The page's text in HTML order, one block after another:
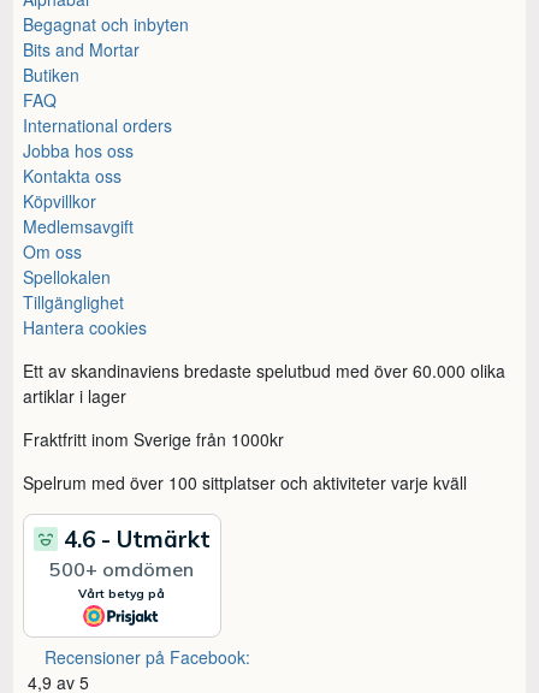
Begagnat och inbyten
Bits and Mortar
Butiken
FAQ
International orders
Jobba hos oss
Kontakta oss
Köpvillkor
Medlemsavgift
Om oss
Spellokalen
Tillgänglighet
Hantera cookies
Ett av skandinaviens bredaste spelutbud med över 60.000 olika
artiklar i lager
Fraktfritt inom Sverige från 1000kr
Spelrum med över 100 sittplatser och aktiviteter varje kväll
Recensioner på Facebook:
4,9 av 5